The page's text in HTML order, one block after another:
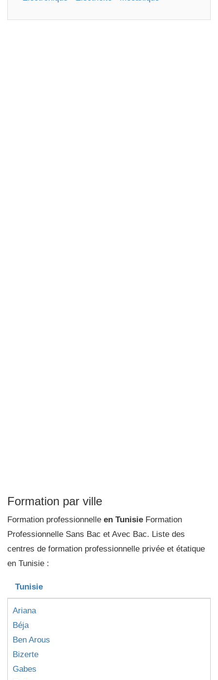
Formation par ville
Formation professionnelle en Tunisie Formation
Professionnelle Sans Bac et Avec Bac. Liste des
centres de formation professionnelle privée et étatique
en Tunisie :
Tunisie
Ariana
Béja
Ben Arous
Bizerte
Gabes